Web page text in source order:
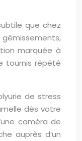
que chez
gémissements,
marquée à
tournis répété
de stress
dès votre
caméra de
auprès d’un